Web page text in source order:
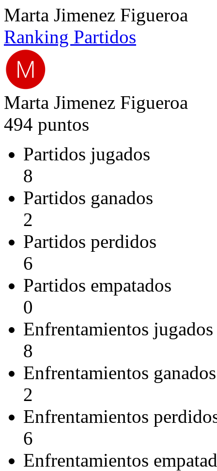
Marta Jimenez Figueroa
Ranking Partidos
Marta Jimenez Figueroa
494 puntos
Partidos jugados
8
Partidos ganados
2
Partidos perdidos
6
Partidos empatados
0
Enfrentamientos jugados
8
Enfrentamientos ganados
2
Enfrentamientos
6
Enfrentamientos